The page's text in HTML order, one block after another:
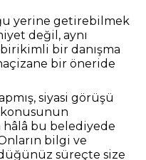
yerine getirebilmek
değil, aynı
bir danışma
bir öneride
siyasi görüşü
konusunun
bu belediyede
bilgi ve
süreçte size